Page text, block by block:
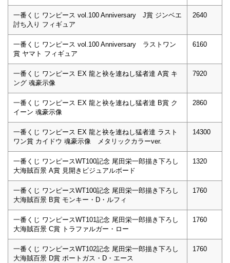
一番くじ ワンピース vol.100 Anniversary J賞 ジンベエ
討ち入り フィギュア
2640
一番くじ ワンピース vol.100 Anniversary ラストワン
賞 ヤマト フィギュア
6160
一番くじ ワンピース EX 龍と袂を連ねし猛者達 A賞 キ
ング 魂豪示像
7920
一番くじ ワンピース EX 龍と袂を連ねし猛者達 B賞 ク
イーン 魂豪示像
2860
一番くじ ワンピース EX 龍と袂を連ねし猛者達 ラスト
ワン賞 カイドウ 魂豪示像 メタリックカラーver.
14300
一番くじ ワンピースWT100記念 尾田栄一郎描き下ろし
大海賊百景 A賞 見開きビジュアルボード
1320
一番くじ ワンピースWT100記念 尾田栄一郎描き下ろし
大海賊百景 B賞 モンキー・D・ルフィ
1760
一番くじ ワンピースWT101記念 尾田栄一郎描き下ろし
大海賊百景 C賞 トラファルガー・ロー
1760
一番くじ ワンピースWT102記念 尾田栄一郎描き下ろし
大海賊百景 D賞 ポートガス・D・エース
1760